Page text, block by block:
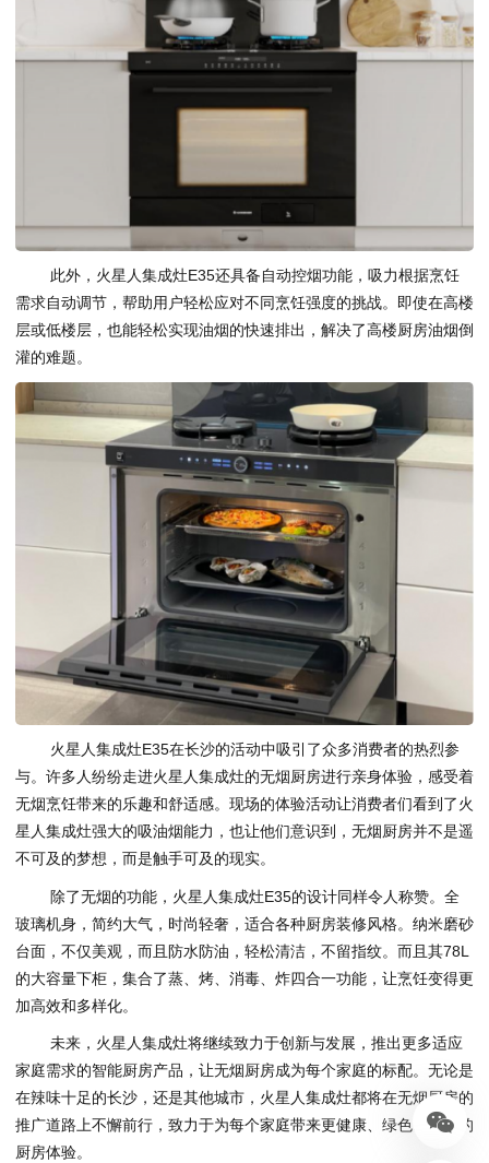
此外，火星人集成灶E35还具备自动控烟功能，吸力根据烹饪
需求自动调节，帮助用户轻松应对不同烹饪强度的挑战。即使在高楼
层或低楼层，也能轻松实现油烟的快速排出，解决了高楼厨房油烟倒
灌的难题。
火星人集成灶E35在长沙的活动中吸引了众多消费者的热烈参
与。许多人纷纷走进火星人集成灶的无烟厨房进行亲身体验，感受着
无烟烹饪带来的乐趣和舒适感。现场的体验活动让消费者们看到了火
星人集成灶强大的吸油烟能力，也让他们意识到，无烟厨房并不是遥
不可及的梦想，而是触手可及的现实。
除了无烟的功能，火星人集成灶E35的设计同样令人称赞。全
玻璃机身，简约大气，时尚轻奢，适合各种厨房装修风格。纳米磨砂
台面，不仅美观，而且防水防油，轻松清洁，不留指纹。而且其78L
的大容量下柜，集合了蒸、烤、消毒、炸四合一功能，让烹饪变得更
加高效和多样化。
未来，火星人集成灶将继续致力于创新与发展，推出更多适应
家庭需求的智能厨房产品，让无烟厨房成为每个家庭的标配。无论是
在辣味十足的长沙，还是其他城市，火星人集成灶都将在无烟厨房的
推广道路上不懈前行，致力于为每个家庭带来更健康、绿色、智能的
厨房体验。